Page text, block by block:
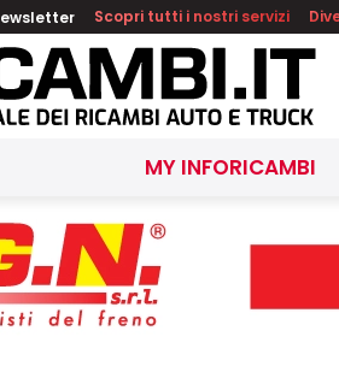
Scopri tutti i nostri servizi
MY INFORICAMBI